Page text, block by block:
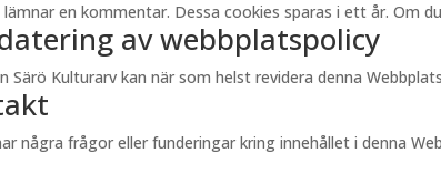
en kommentar. Dessa cookies sparas i ett år. Om
av webbplatspolicy
Särö Kulturarv kan när som helst revidera denna
några frågor eller funderingar kring innehållet i denna